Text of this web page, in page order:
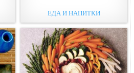
ЕДА И НАПИТКИ